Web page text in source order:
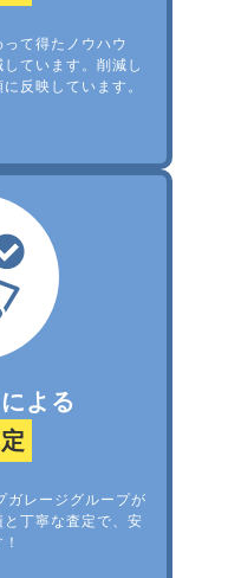
て得たノウハウ
ています。削減し
反映しています。
よる
ガレージグループが
丁寧な査定で、安